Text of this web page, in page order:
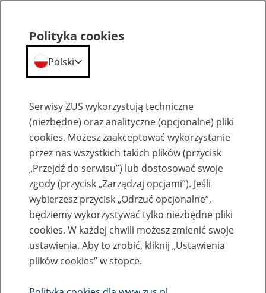
Przepraszamy,
podana strona nie została znaleziona.
Błąd 404
Przejdź do strony głównej
Polityka cookies
Polski
Serwisy ZUS wykorzystują techniczne
(niezbędne) oraz analityczne (opcjonalne) pliki
cookies. Możesz zaakceptować wykorzystanie
przez nas wszystkich takich plików (przycisk
„Przejdź do serwisu”) lub dostosować swoje
zgody (przycisk „Zarządzaj opcjami”). Jeśli
wybierzesz przycisk „Odrzuć opcjonalne”,
będziemy wykorzystywać tylko niezbędne pliki
cookies. W każdej chwili możesz zmienić swoje
ustawienia. Aby to zrobić, kliknij „Ustawienia
plików cookies” w stopce.